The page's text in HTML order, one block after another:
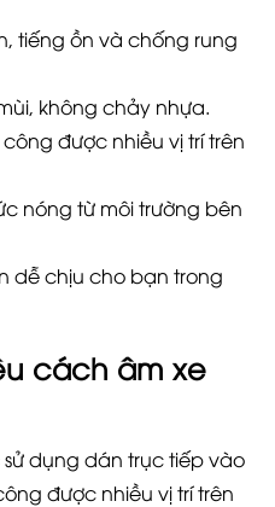
tiếng ồn và chống rung
không chảy nhựa.
công được nhiều vị trí trên
nóng từ môi trường bên
dễ chịu cho bạn trong
cách âm xe
dụng dán trục tiếp vào
được nhiều vị trí trên